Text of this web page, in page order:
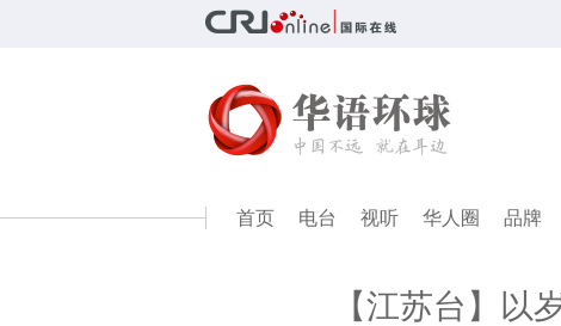
首页 电台 视听 华人圈 品牌
【江苏台】以